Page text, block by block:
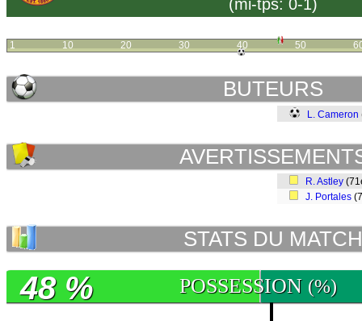
(mi-tps: 0-1)
1 10 20 30 40 50
BUTEURS
L. Cameron
R. Astley
J. Portales
STATS DU MATCH
POSSESSION (%)
48 %